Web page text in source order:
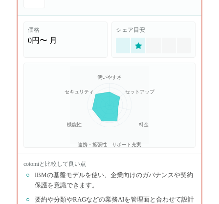
価格
0円〜 月
シェア目安
使いやすさ
セットアップ
料金
サポート充実
連携・拡張性
機能性
セキュリティ
cotomiと比較して良い点
○
IBMの基盤モデルを使い、企業向けのガバナンスや契約
保護を意識できます。
○
要約や分類やRAGなどの業務AIを管理面と合わせて設計